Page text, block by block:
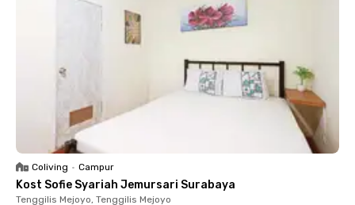
Coliving • Campur
Kost Sofie Syariah Jemursari Surabaya
Tenggilis Mejoyo, Tenggilis Mejoyo